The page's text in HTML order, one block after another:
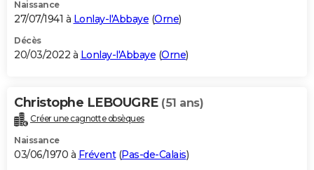
Naissance
27/07/1941 à Lonlay-l'Abbaye (Orne)
Décès
20/03/2022 à Lonlay-l'Abbaye (Orne)
Christophe LEBOUGRE (51 ans)
Créer une cagnotte obsèques
Naissance
03/06/1970 à Frévent(Pas-de-Calais)